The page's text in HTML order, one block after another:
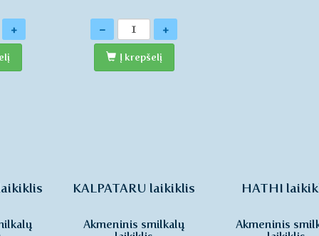
+ - +
Į krepšelį
KALPATARU laikiklis
Akmeninis smilkalų
HATHI
Akmeninis